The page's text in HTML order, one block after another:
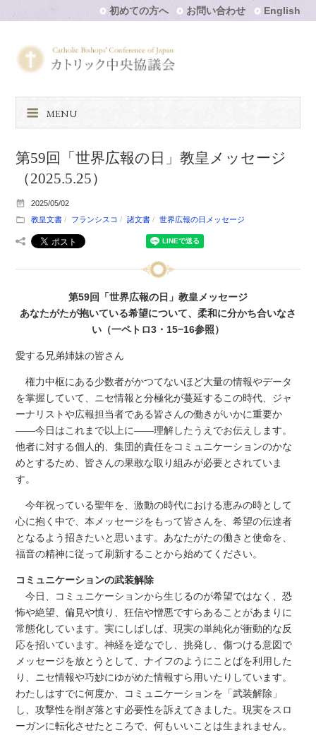
初めての方へ お問い合わせ English
MENU
第59回「世界広報の日」教皇メッセージ
（2025.5.25）
2025/05/02
教皇文書
フランシスコ 諸文書 世界広報の日メッセージ
第59回「世界広報の日」教皇メッセージ
あなたがたが抱いている希望について、柔和に分かち合いなさ
い（一ペトロ3・15−16参照）
愛する兄弟姉妹の皆さん
権力中枢にある少数者がかつてないほど大量の情報やデータ
を掌握していて、ニセ情報と分極化が蔓延するこの時代、ジャ
ーナリストや広報担当者である皆さんの働きがいかに重要か
――今日はこれまで以上に――理解したうえでお伝えします。
他者に対する個人的、集団的責任をコミュニケーションのかな
めとするため、皆さんの果敢な取り組みが必要とされていま
す。
今年祝っている聖年を、激動の時代における恵みの時として
心に抱く中で、本メッセージをもって皆さんを、希望の伝達者
となるよう招きたいと思います。あなたがたの働きと使命を、
福音の精神に従って刷新することから始めてください。
コミュニケーションの武装解除
今日、コミュニケーションから生じるのが希望ではなく、恐
怖や絶望、偏見や憤り、狂信や憎悪ですらあることがあまりに
常態化しています。実にしばしば、現実の単純化が衝動的な反
応を招いています。神経を逆なでし、挑発し、傷つける意図で
メッセージを放とうとして、ナイフのようにことばを利用した
り、ニセ情報や巧妙にゆがめた情報すら用いたりしています。
わたしはすでに何度か、コミュニケーションを「武装解除」
し、攻撃性を削ぎ落とす必要性を訴えてきました。現実をスロ
ーガンに転化させたところで、何もいいことは生まれません。